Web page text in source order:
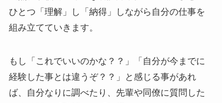
ひとつ「理解」し「納得」しながら自分の仕事を
組み立てていきます。
もし「これでいいのかな？？」「自分が今までに
経験した事とは違うぞ？？」と感じる事があれ
ば、自分なりに調べたり、先輩や同僚に質問した